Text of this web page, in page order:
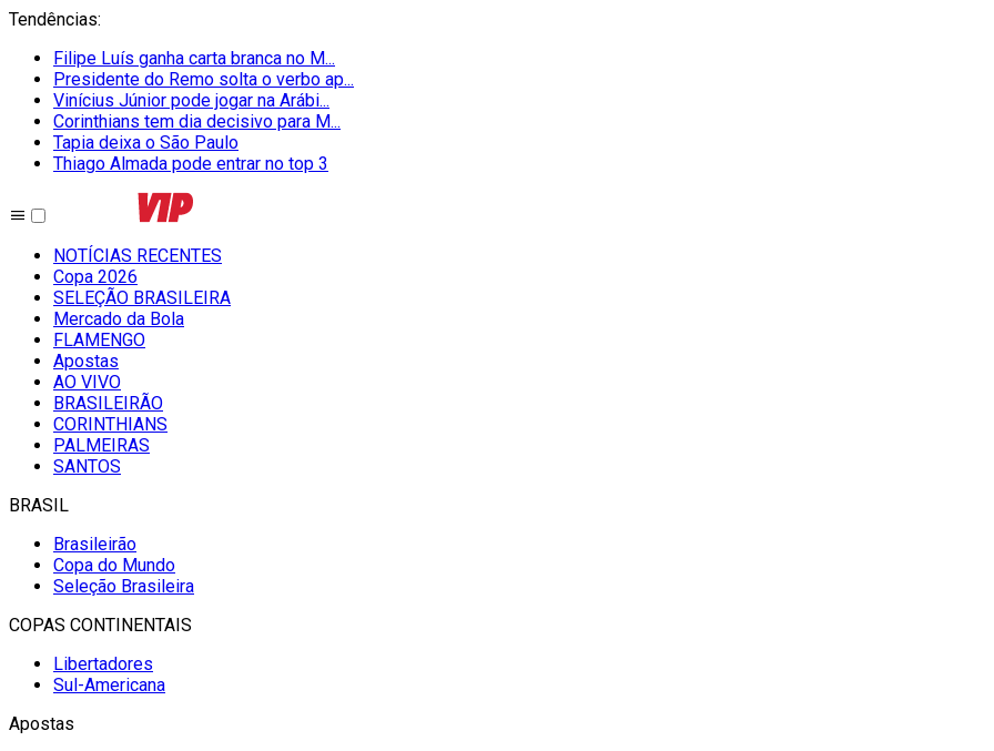
Tendências:
Filipe Luís ganha carta branca no M...
Presidente do Remo solta o verbo ap...
Vinícius Júnior pode jogar na Arábi...
Corinthians tem dia decisivo para M...
Tapia deixa o São Paulo
Thiago Almada pode entrar no top 3
NOTÍCIAS RECENTES
Copa 2026
SELEÇÃO BRASILEIRA
Mercado da Bola
FLAMENGO
Apostas
AO VIVO
BRASILEIRÃO
CORINTHIANS
PALMEIRAS
SANTOS
BRASIL
Brasileirão
Copa do Mundo
Seleção Brasileira
COPAS CONTINENTAIS
Libertadores
Sul-Americana
Apostas